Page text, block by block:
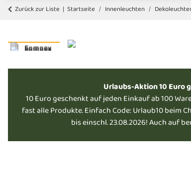
Zurück zur Liste Startseite Innenleuchten
Urlaubs-Aktion 10 Euro
10 Euro geschenkt auf jeden Einkauf ab 100
fast alle Produkte. Einfach Code: Urlaub10 beim
bis einschl. 23.08.2026! Auch auf